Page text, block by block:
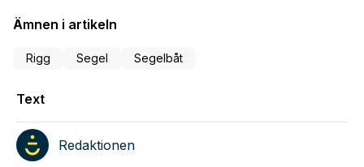
Ämnen i artikeln
Rigg Segel Segelbåt
Text
Redaktionen